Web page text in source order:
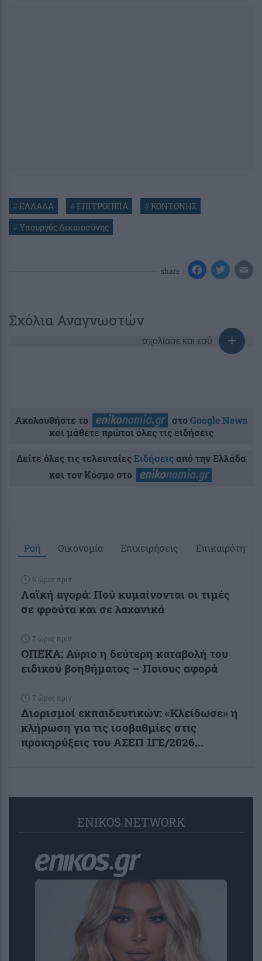
#ΕΛΛΑΔΑ #ΕΠΙΤΡΟΠΕΙΑ #ΚΟΝΤΟΝΗΣ
#Υπουργός Δικαιοσύνης
share
Σχόλια Αναγνωστών
σχολίασε και εσύ
Ακολουθήστε το στοGoogle News
και μάθετε πρώτοι όλες τις ειδήσεις
Δείτε όλες τις τελευταίεςΕιδήσειςαπό την Ελλάδα
και τον Κόσμο στο
Ροή Οικονομία Επιχειρήσεις Επικαιρότητα
6 ώρες πριν
Λαϊκή αγορά: Πού κυμαίνονται οι τιμές
σε φρούτα και σε λαχανικά
7 ώρες πριν
ΟΠΕΚΑ: Αύριο η δεύτερη καταβολή του
ειδικού βοηθήματος – Ποιους αφορά
7 ώρες πριν
Διορισμοί εκπαιδευτικών: «Κλείδωσε» η
κλήρωση για τις ισοβαθμίες στις
προκηρύξεις του ΑΣΕΠ 1ΓΕ/2026...
ENIKOS NETWORK